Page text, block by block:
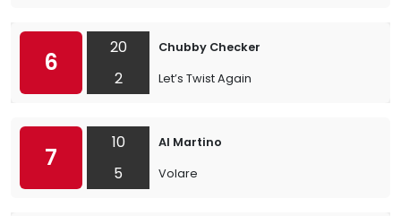
6
20
2
Chubby Checker
Let’s Twist Again
7
10
5
Al Martino
Volare